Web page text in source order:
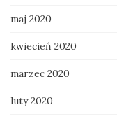
maj 2020
kwiecień 2020
marzec 2020
luty 2020